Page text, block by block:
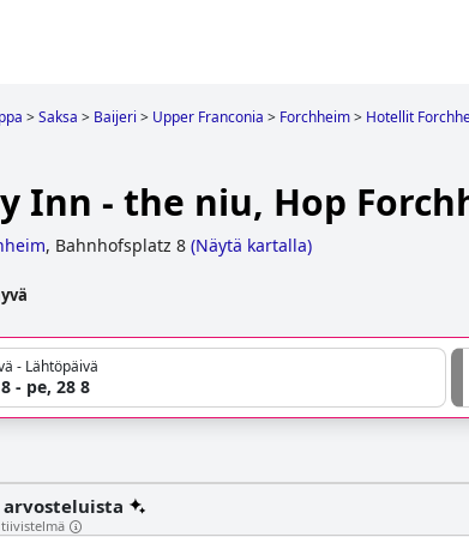
>Saksa > Baijeri > Upper Franconia > Forchheim> Hotellit
Inn - the niu, Hop
, Bahnhofsplatz 8 (Näytä kartalla)
- Lähtöpäivä
- pe, 28 8